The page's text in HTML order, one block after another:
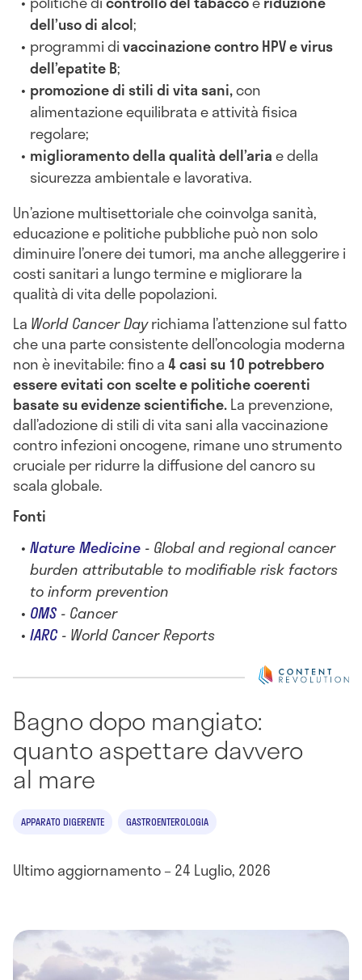
dell’uso di alcol;
programmi divaccinazione contro HPV e virus
dell’epatite B;
promozione di stili di vita sani,con
alimentazione equilibrata e attività fisica
regolare;
miglioramento della qualità dell’ariae della
sicurezza ambientale e lavorativa.
Un’azione multisettoriale che coinvolga sanità,
educazione e politiche pubbliche può non solo
diminuire l’onere dei tumori, ma anche alleggerire i
costi sanitari a lungo termine e migliorare la
qualità di vita delle popolazioni.
La World Cancer Dayrichiama l’attenzione sul fatto
che una parte consistente dell’oncologia moderna
non è inevitabile: fino a 4 casi su 10 potrebbero
essere evitati con scelte e politiche coerenti
basate su evidenze scientifiche.La prevenzione,
dall’adozione di stili di vita sani alla vaccinazione
contro infezioni oncogene, rimane uno strumento
cruciale per ridurre la diffusione del cancro su
scala globale.
Fonti
Nature Medicine - Global and regional cancer
burden attributable to modifiable risk factors
to inform prevention
OMS - Cancer
IARC- World Cancer Reports
Bagno dopo mangiato:
quanto aspettare davvero
al mare
APPARATO DIGERENTE GASTROENTEROLOGIA
Ultimo aggiornamento – 24 Luglio, 2026